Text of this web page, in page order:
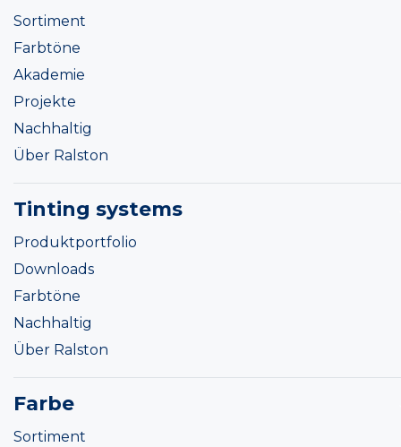
Sortiment
Farbtöne
Akademie
Projekte
Nachhaltig
Über Ralston
Tinting systems
Produktportfolio
Downloads
Farbtöne
Nachhaltig
Über Ralston
Farbe
Sortiment